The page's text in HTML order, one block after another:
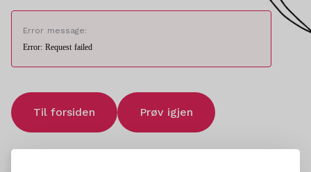
Error message:
Error: Request failed
Til forsiden Prøv igjen